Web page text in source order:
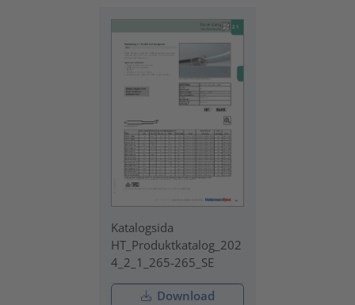
Katalogsida
HT_Produktkatalog_202
4_2_1_265-265_SE
Download